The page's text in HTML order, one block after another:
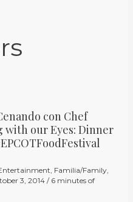
con Chef
our Eyes: Dinner
, Familia/Family,
3, 2014/ 6 minutes of